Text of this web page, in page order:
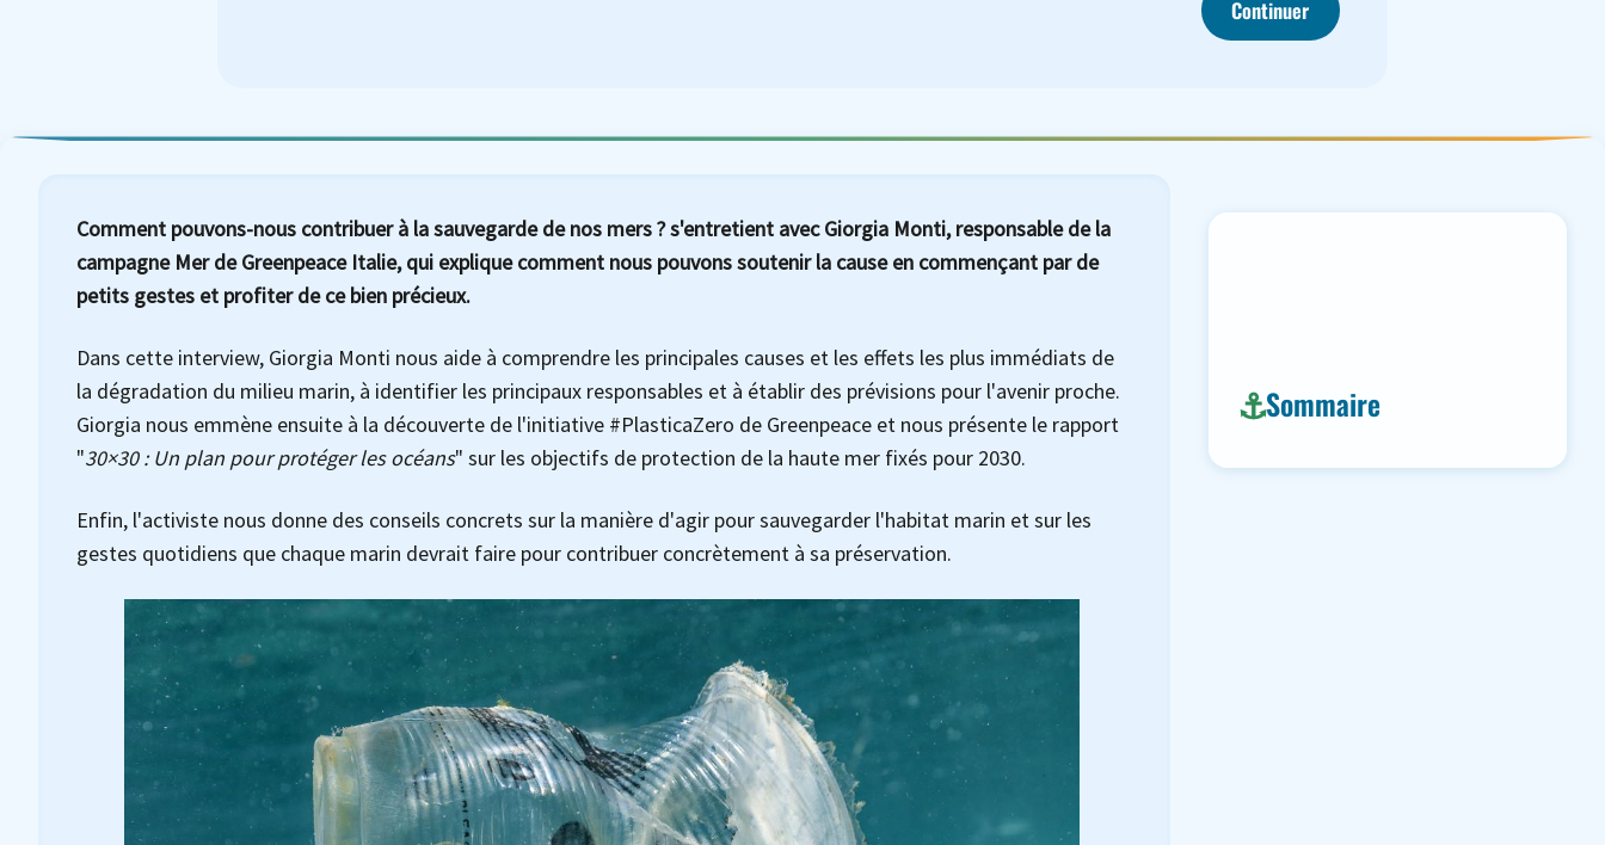
Continuer
Comment pouvons-nous contribuer à la sauvegarde de nos mers ? s'entretient avec Giorgia Monti, responsable de la
campagne Mer de Greenpeace Italie, qui explique comment nous pouvons soutenir la cause en commençant par de
petits gestes et profiter de ce bien précieux.
Dans cette interview, Giorgia Monti nous aide à comprendre les principales causes et les effets les plus immédiats de
la dégradation du milieu marin, à identifier les principaux responsables et à établir des prévisions pour l'avenir proche.
Giorgia nous emmène ensuite à la découverte de l'initiative #PlasticaZero de Greenpeace et nous présente le rapport
"30×30 : Un plan pour protéger les océans" sur les objectifs de protection de la haute mer fixés pour 2030.
Enfin, l'activiste nous donne des conseils concrets sur la manière d'agir pour sauvegarder l'habitat marin et sur les
gestes quotidiens que chaque marin devrait faire pour contribuer concrètement à sa préservation.
Sommaire